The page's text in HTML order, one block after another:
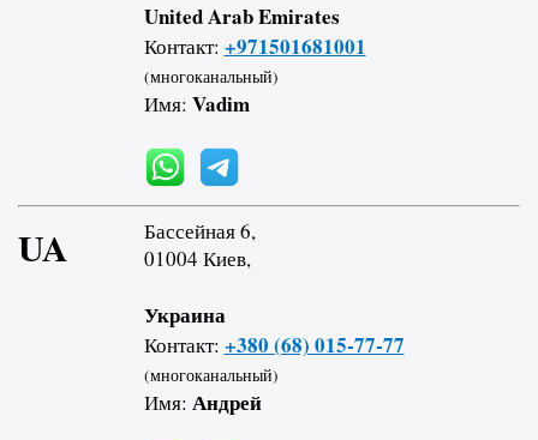
United Arab Emirates
Контакт: +971501681001
(многоканальный)
Имя: Vadim
UA
Бассейная 6,
01004 Киев,
Украина
Контакт: +380 (68) 015-77-77
(многоканальный)
Имя: Андрей